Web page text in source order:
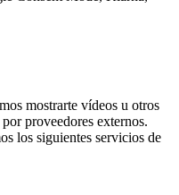
mostrarte vídeos u otros
proveedores externos.
los siguientes servicios de